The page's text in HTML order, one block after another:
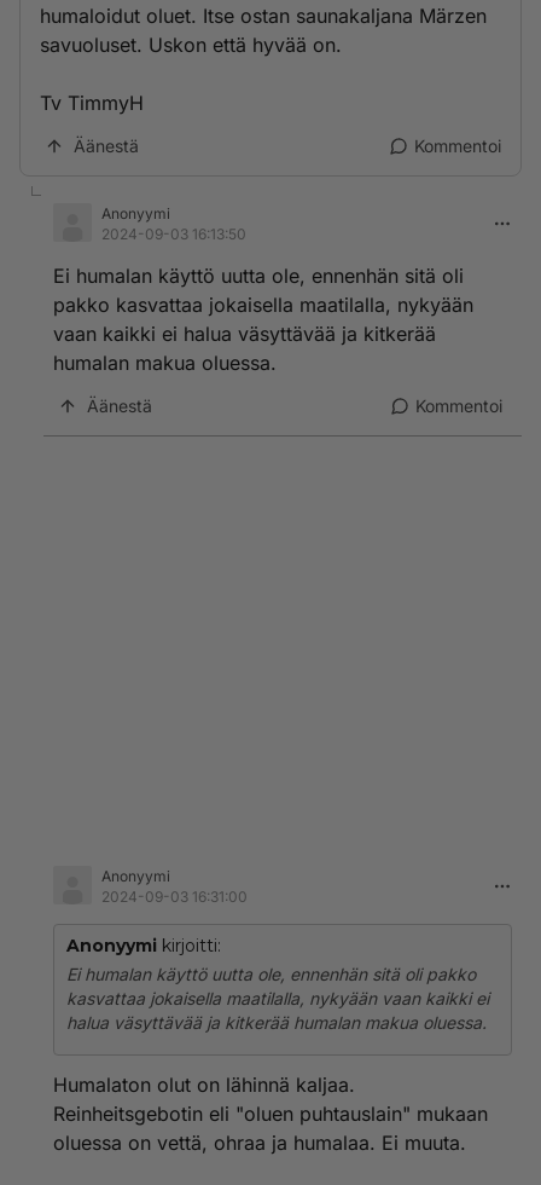
humaloidut oluet. Itse ostan saunakaljana Märzen
savuoluset. Uskon että hyvää on.
Tv TimmyH
Äänestä Kommentoi
Anonyymi
2024-09-03 16:13:50
Ei humalan käyttö uutta ole, ennenhän sitä oli
pakko kasvattaa jokaisella maatilalla, nykyään
vaan kaikki ei halua väsyttävää ja kitkerää
humalan makua oluessa.
Äänestä Kommentoi
Anonyymi
2024-09-03 16:31:00
Anonyymi kirjoitti:
Ei humalan käyttö uutta ole, ennenhän sitä oli pakko
kasvattaa jokaisella maatilalla, nykyään vaan kaikki ei
halua väsyttävää ja kitkerää humalan makua oluessa.
Humalaton olut on lähinnä kaljaa.
Reinheitsgebotin eli "oluen puhtauslain" mukaan
oluessa on vettä, ohraa ja humalaa. Ei muuta.